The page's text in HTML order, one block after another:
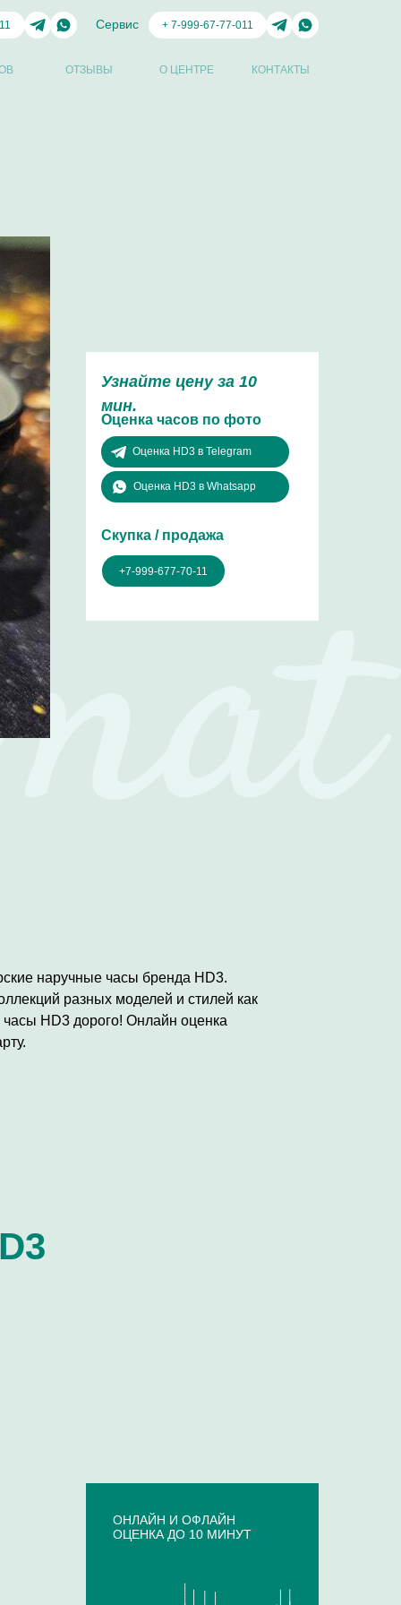
Сервис
ОТЗЫВЫ О ЦЕНТРЕ КОНТАКТЫ
+ 7-999-67-77-011
Оценка часов по фото
Узнайте цену за 10
мин.
Оценка HD3 в Whatsapp
Скупка / продажа
Оценка HD3 в Telegram
+7-999-677-70-11
наручные часы бренда HD3.
разных моделей и стилей как
HD3 дорого! Онлайн оценка
ОНЛАЙН И ОФЛАЙН
ОЦЕНКА ДО 10 МИНУТ